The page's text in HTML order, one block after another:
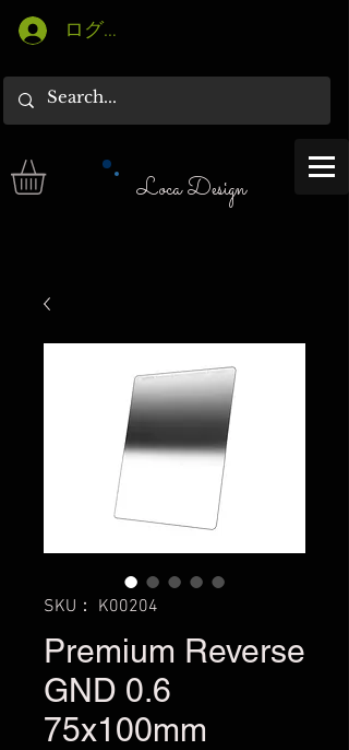
ログイン
Loca Design
SKU： K00204
Premium Reverse
GND 0.6
75x100mm